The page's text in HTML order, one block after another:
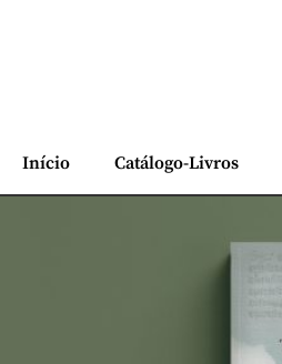
Início Catálogo-Livros